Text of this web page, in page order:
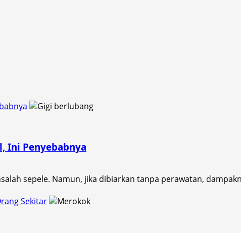
Ini Penyebabnya
sepele. Namun, jika dibiarkan tanpa perawatan,
Sekitar